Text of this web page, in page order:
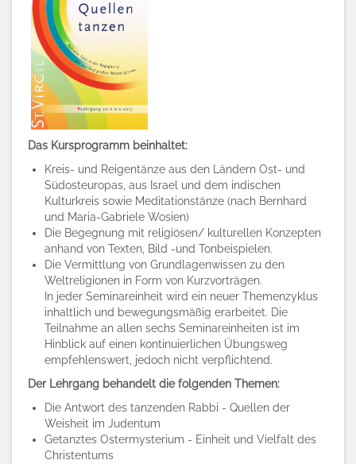
Das Kursprogramm beinhaltet:
Kreis- und Reigentänze aus den Ländern Ost- und
Südosteuropas, aus Israel und dem indischen
Kulturkreis sowie Meditationstänze (nach Bernhard
und Maria-Gabriele Wosien)
Die Begegnung mit religiösen/ kulturellen Konzepten
anhand von Texten, Bild -und Tonbeispielen.
Die Vermittlung von Grundlagenwissen zu den
Weltreligionen in Form von Kurzvorträgen.
In jeder Seminareinheit wird ein neuer Themenzyklus
inhaltlich und bewegungsmäßig erarbeitet. Die
Teilnahme an allen sechs Seminareinheiten ist im
Hinblick auf einen kontinuierlichen Übungsweg
empfehlenswert, jedoch nicht verpflichtend.
Der Lehrgang behandelt die folgenden Themen:
Die Antwort des tanzenden Rabbi - Quellen der
Weisheit im Judentum
Getanztes Ostermysterium - Einheit und Vielfalt des
Christentums